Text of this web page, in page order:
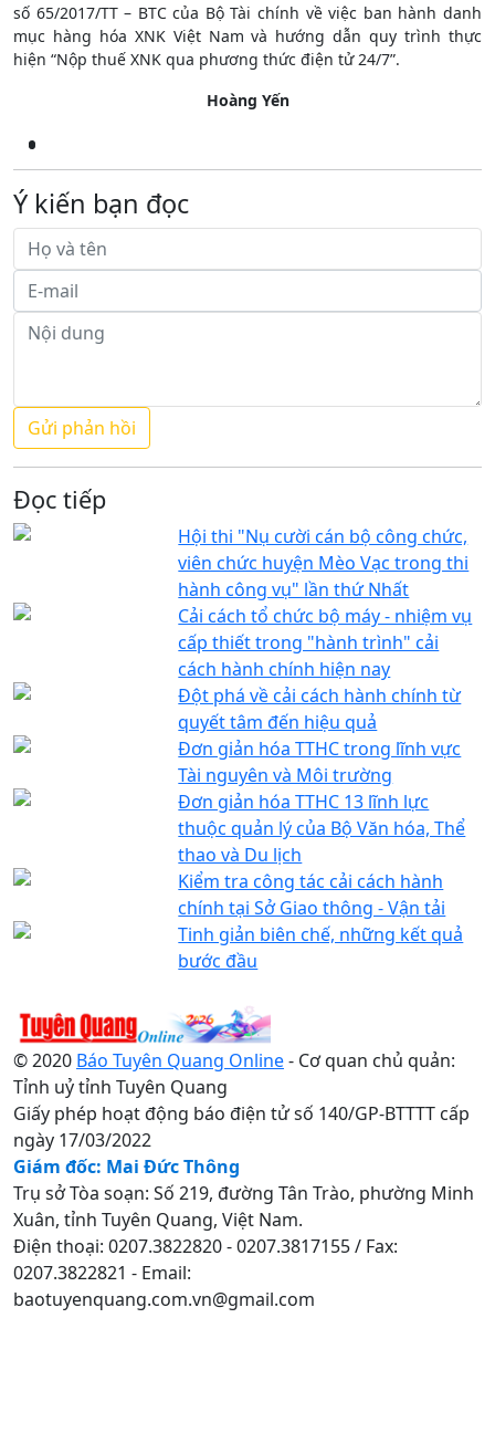
số 65/2017/TT – BTC của Bộ Tài chính về việc ban hành danh
mục hàng hóa XNK Việt Nam và hướng dẫn quy trình thực
hiện “Nộp thuế XNK qua phương thức điện tử 24/7”.
Hoàng Yến
Ý kiến bạn đọc
Đọc tiếp
Hội thi "Nụ cười cán bộ công chức,
viên chức huyện Mèo Vạc trong thi
hành công vụ" lần thứ Nhất
Cải cách tổ chức bộ máy - nhiệm vụ
cấp thiết trong "hành trình" cải
cách hành chính hiện nay
Đột phá về cải cách hành chính từ
quyết tâm đến hiệu quả
Đơn giản hóa TTHC trong lĩnh vực
Tài nguyên và Môi trường
Đơn giản hóa TTHC 13 lĩnh lực
thuộc quản lý của Bộ Văn hóa, Thể
thao và Du lịch
Kiểm tra công tác cải cách hành
chính tại Sở Giao thông - Vận tải
Tinh giản biên chế, những kết quả
bước đầu
© 2020 Báo Tuyên Quang Online- Cơ quan chủ quản:
Tỉnh uỷ tỉnh Tuyên Quang
Giấy phép hoạt động báo điện tử số 140/GP-BTTTT cấp
ngày 17/03/2022
Giám đốc: Mai Đức Thông
Trụ sở Tòa soạn: Số 219, đường Tân Trào, phường Minh
Xuân, tỉnh Tuyên Quang, Việt Nam.
Điện thoại: 0207.3822820 - 0207.3817155 / Fax:
0207.3822821 - Email:
baotuyenquang.com.vn@gmail.com